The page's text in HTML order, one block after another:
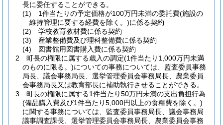
長に委任することができる。
(1)
1件当たりの予定価格が100万円未満の委託費(施設の
維持管理に要する経費を除く。)に係る契約
(2)
学校教育教材費に係る契約
(3)
産業整備費及び理科整備費に係る契約
(4)
図書館用図書購入費に係る契約
2
町長の権限に属する歳入の調定(1件当たり1,000万円未満
のものに限る。)についての事務については、監査委員事務
局長、議会事務局長、選挙管理委員会事務局長、農業委員
会事務局長又は教育部長に補助執行させることができる。
3
町長の権限に属する1件当たり50万円未満の支出負担行為
(備品購入費及び1件当たり5,000円以上の食糧費を除く。)
に関する事務については、監査委員事務局長、議会事務局
議事調査課長、選挙管理委員会事務局長、農業委員会事務